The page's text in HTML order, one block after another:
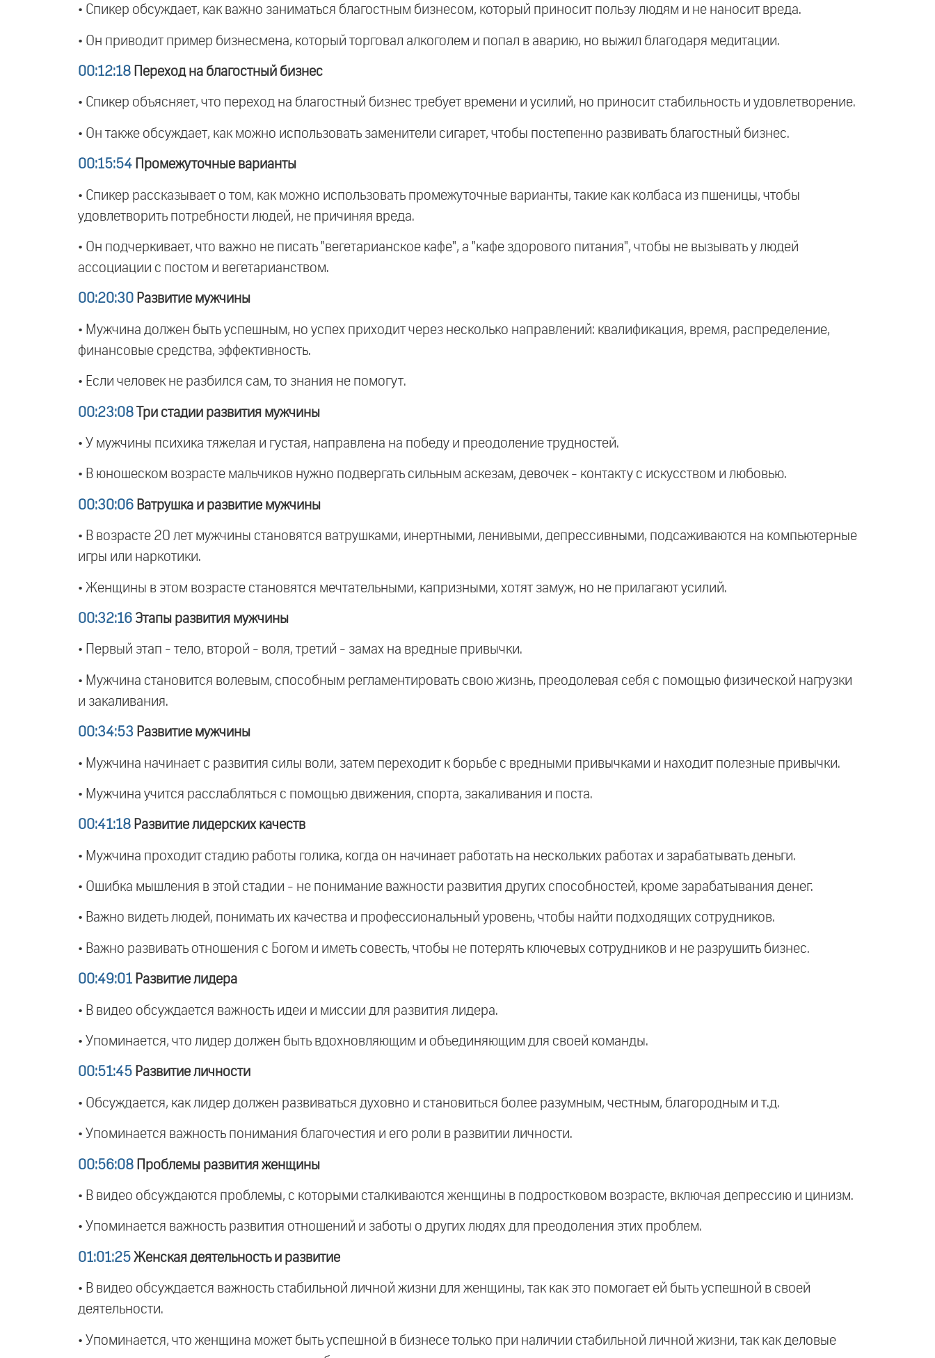
• Спикер обсуждает, как важно заниматься благостным бизнесом, который приносит пользу людям и не наносит вреда.
• Он приводит пример бизнесмена, который торговал алкоголем и попал в аварию, но выжил благодаря медитации.
00:12:18 Переход на благостный бизнес
• Спикер объясняет, что переход на благостный бизнес требует времени и усилий, но приносит стабильность и удовлетворение.
• Он также обсуждает, как можно использовать заменители сигарет, чтобы постепенно развивать благостный бизнес.
00:15:54 Промежуточные варианты
• Спикер рассказывает о том, как можно использовать промежуточные варианты, такие как колбаса из пшеницы, чтобы
удовлетворить потребности людей, не причиняя вреда.
• Он подчеркивает, что важно не писать "вегетарианское кафе", а "кафе здорового питания", чтобы не вызывать у людей
ассоциации с постом и вегетарианством.
00:20:30 Развитие мужчины
• Мужчина должен быть успешным, но успех приходит через несколько направлений: квалификация, время, распределение,
финансовые средства, эффективность.
• Если человек не разбился сам, то знания не помогут.
00:23:08 Три стадии развития мужчины
• У мужчины психика тяжелая и густая, направлена на победу и преодоление трудностей.
• В юношеском возрасте мальчиков нужно подвергать сильным аскезам, девочек - контакту с искусством и любовью.
00:30:06 Ватрушка и развитие мужчины
• В возрасте 20 лет мужчины становятся ватрушками, инертными, ленивыми, депрессивными, подсаживаются на компьютерные
игры или наркотики.
• Женщины в этом возрасте становятся мечтательными, капризными, хотят замуж, но не прилагают усилий.
00:32:16 Этапы развития мужчины
• Первый этап - тело, второй - воля, третий - замах на вредные привычки.
• Мужчина становится волевым, способным регламентировать свою жизнь, преодолевая себя с помощью физической нагрузки
и закаливания.
00:34:53 Развитие мужчины
• Мужчина начинает с развития силы воли, затем переходит к борьбе с вредными привычками и находит полезные привычки.
• Мужчина учится расслабляться с помощью движения, спорта, закаливания и поста.
00:41:18 Развитие лидерских качеств
• Мужчина проходит стадию работы голика, когда он начинает работать на нескольких работах и зарабатывать деньги.
• Ошибка мышления в этой стадии - не понимание важности развития других способностей, кроме зарабатывания денег.
• Важно видеть людей, понимать их качества и профессиональный уровень, чтобы найти подходящих сотрудников.
• Важно развивать отношения с Богом и иметь совесть, чтобы не потерять ключевых сотрудников и не разрушить бизнес.
00:49:01 Развитие лидера
• В видео обсуждается важность идеи и миссии для развития лидера.
• Упоминается, что лидер должен быть вдохновляющим и объединяющим для своей команды.
00:51:45 Развитие личности
• Обсуждается, как лидер должен развиваться духовно и становиться более разумным, честным, благородным и т.д.
• Упоминается важность понимания благочестия и его роли в развитии личности.
00:56:08 Проблемы развития женщины
• В видео обсуждаются проблемы, с которыми сталкиваются женщины в подростковом возрасте, включая депрессию и цинизм.
• Упоминается важность развития отношений и заботы о других людях для преодоления этих проблем.
01:01:25 Женская деятельность и развитие
• В видео обсуждается важность стабильной личной жизни для женщины, так как это помогает ей быть успешной в своей
деятельности.
• Упоминается, что женщина может быть успешной в бизнесе только при наличии стабильной личной жизни, так как деловые